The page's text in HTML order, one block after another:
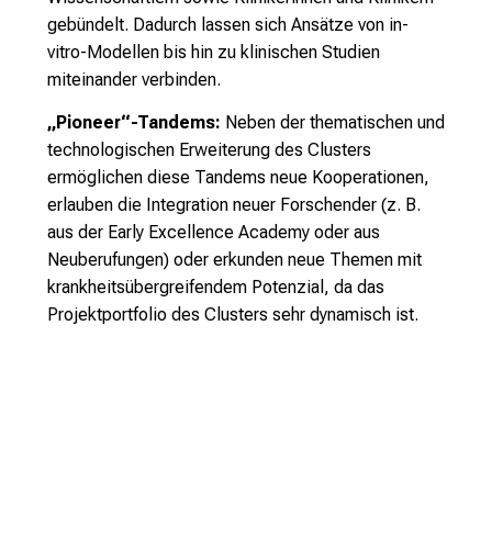
gebündelt. Dadurch lassen sich Ansätze von in-
vitro-Modellen bis hin zu klinischen Studien
miteinander verbinden.
„Pioneer“-Tandems: Neben der thematischen und
technologischen Erweiterung des Clusters
ermöglichen diese Tandems neue Kooperationen,
erlauben die Integration neuer Forschender (z. B.
aus der Early Excellence Academy oder aus
Neuberufungen) oder erkunden neue Themen mit
krankheitsübergreifendem Potenzial, da das
Projektportfolio des Clusters sehr dynamisch ist.